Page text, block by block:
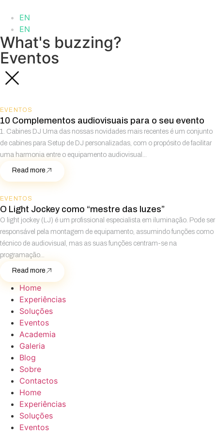
EN
EN
What's buzzing?
Eventos
EVENTOS
10 Complementos audiovisuais para o seu evento
1. Cabines DJ Uma das nossas novidades mais recentes é um conjunto
de cabines para Setup de DJ personalizadas, com o propósito de facilitar
uma harmonia entre o equipamento audiovisual...
Read more
EVENTOS
O Light Jockey como “mestre das luzes”
O light jockey (LJ) é um profissional especialista em iluminação. Pode ser
responsável pela montagem de equipamento, assumindo funções como
técnico de audiovisual, mas as suas funções centram-se na
programação...
Read more
Home
Experiências
Soluções
Eventos
Academia
Galeria
Blog
Sobre
Contactos
Home
Experiências
Soluções
Eventos